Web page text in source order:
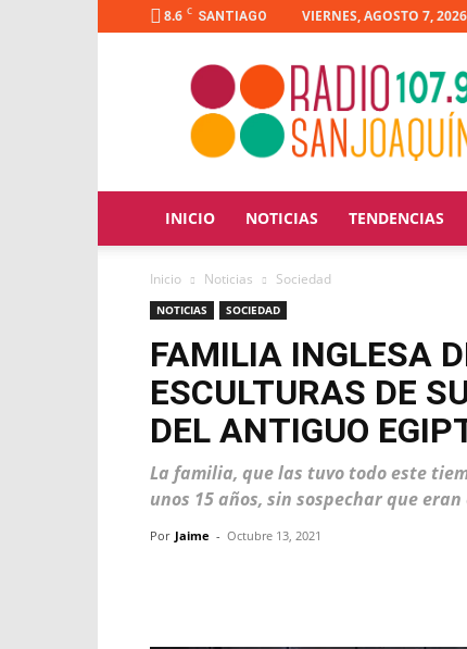
8.6 C SANTIAGO VIERNES, AGOSTO 7, 2026
Radio
Joaquín
INICIO NOTICIAS TENDENCIAS
Inicio Noticias Sociedad
NOTICIAS SOCIEDAD
FAMILIA INGLESA
ESCULTURAS DE
DEL ANTIGUO
La familia, que las tuvo todo este
unos 15 años, sin sospechar que
Por Jaime - Octubre 13, 2021